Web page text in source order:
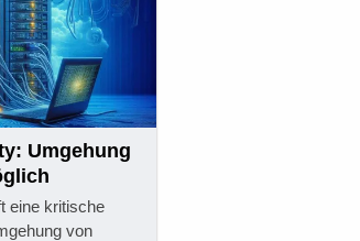
Umgehung
eine kritische
von